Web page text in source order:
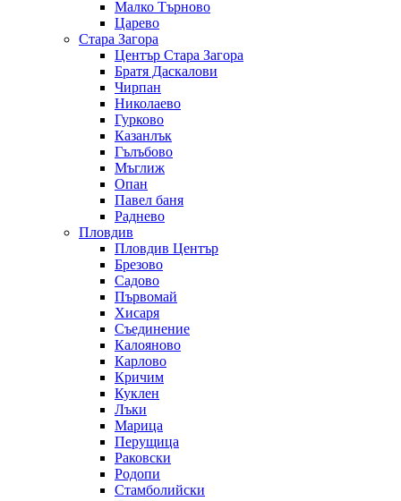
Малко Търново
Царево
Стара Загора
Център Стара Загора
Братя Даскалови
Чирпан
Николаево
Гурково
Казанлък
Гълъбово
Мъглиж
Опан
Павел баня
Раднево
Пловдив
Пловдив Център
Брезово
Садово
Първомай
Хисаря
Съединение
Калояново
Карлово
Кричим
Куклен
Лъки
Марица
Перущица
Раковски
Родопи
Стамболийски